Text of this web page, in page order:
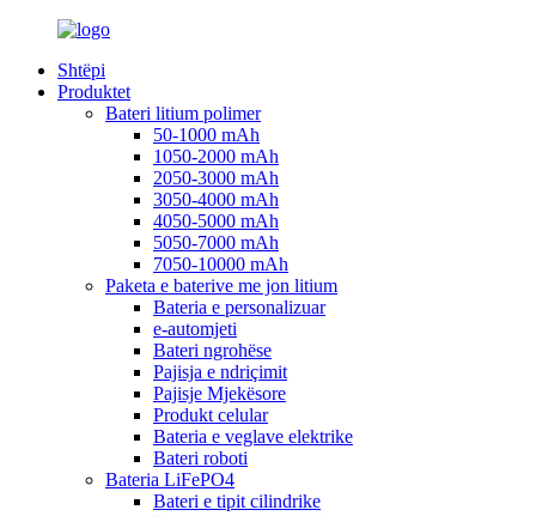
Shtëpi
Produktet
Bateri litium polimer
50-1000 mAh
1050-2000 mAh
2050-3000 mAh
3050-4000 mAh
4050-5000 mAh
5050-7000 mAh
7050-10000 mAh
Paketa e baterive me jon litium
Bateria e personalizuar
e-automjeti
Bateri ngrohëse
Pajisja e ndriçimit
Pajisje Mjekësore
Produkt celular
Bateria e veglave elektrike
Bateri roboti
Bateria LiFePO4
Bateri e tipit cilindrike